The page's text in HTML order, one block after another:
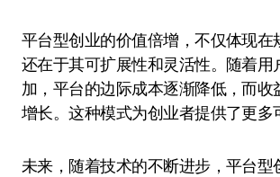
平台型创业的价值倍增，不仅体现在
还在于其可扩展性和灵活性。随着用
加，平台的边际成本逐渐降低，而收
增长。这种模式为创业者提供了更多
未来，随着技术的不断进步，平台型